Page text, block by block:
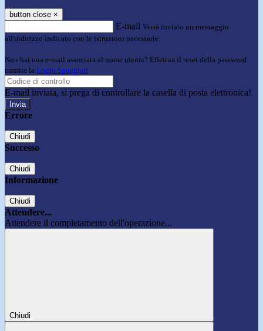
button close ×
E-mail Verrà inviato un messaggio
all'indirizzo indicato con le istruzioni necessarie.
Non hai una e-mail associata al nome utente? Effettua il reset della password
tramite la Login Spaggiari
E-mail inviata, si prega di controllare la casella di posta elettronica!
Errore
Chiudi
Successo
Chiudi
Informazione
Chiudi
Attendere...
Attendere il completamento dell'operazione...
Chiudi